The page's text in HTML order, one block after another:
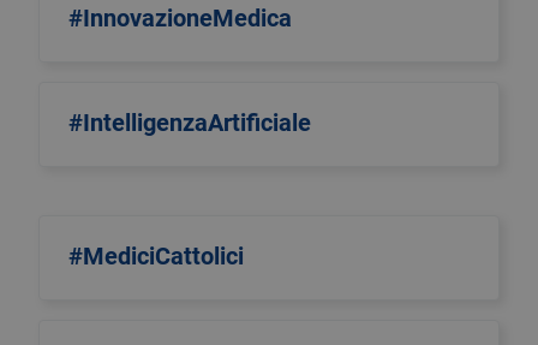
#InnovazioneMedica
#IntelligenzaArtificiale
#MediciCattolici